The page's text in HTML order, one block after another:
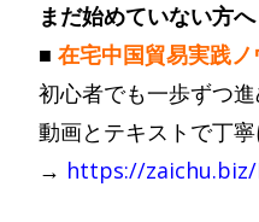
まだ始めていない方へ
■ 在宅中国貿易実践ノ
初心者でも一歩ずつ進
動画とテキストで丁寧
→ https://zaichu.biz/